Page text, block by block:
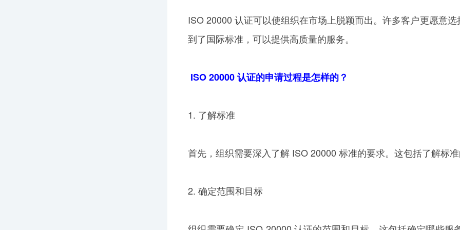
ISO 20000 认证可以使组织在市场上脱颖而出。许多客户更愿意
到了国际标准，可以提供高质量的服务。
ISO 20000 认证的申请过程是怎样的？
1. 了解标准
首先，组织需要深入了解 ISO 20000 标准的要求。这包括了解标
2. 确定范围和目标